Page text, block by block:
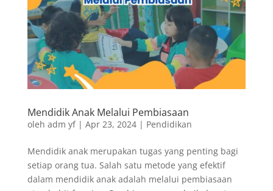
o
o
k
d
I
n
r
e
s
t
A
p
p
Mendidik Anak Melalui Pembiasaan
oleh adm yf| Apr 23, 2024| Pendidikan
Mendidik anak merupakan tugas yang penting bagi
setiap orang tua. Salah satu metode yang efektif
dalam mendidik anak adalah melalui pembiasaan